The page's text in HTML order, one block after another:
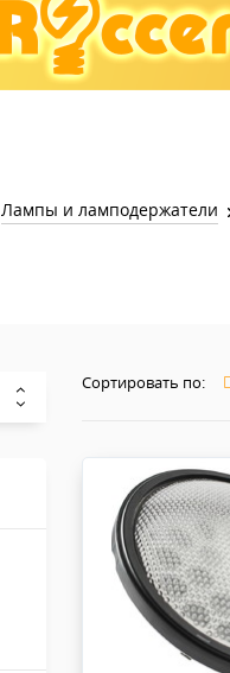
Лампы
Лампы и ламподержатели
Сортировать по: